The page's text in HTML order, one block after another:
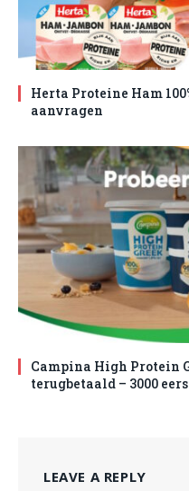
Herta Proteine Ham
aanvragen
Campina High Protein
terugbetaald – 3000
LEAVE A REPLY